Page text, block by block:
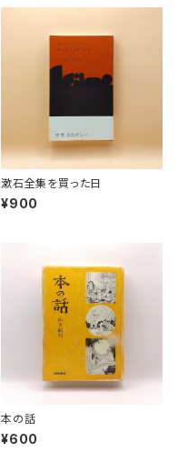
漱石全集を買った日
¥900
本の話
¥600